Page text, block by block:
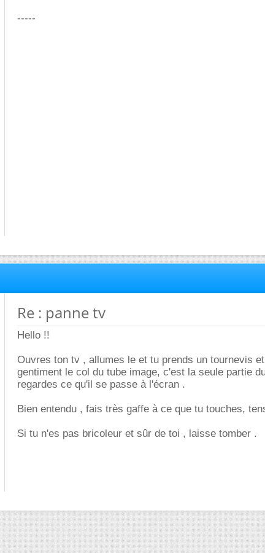
-----
Re : panne tv
Hello !!
Ouvres ton tv , allumes le et tu prends un tournevis
gentiment le col du tube image, c'est la seule partie
regardes ce qu'il se passe à l'écran .
Bien entendu , fais très gaffe à ce que tu touches,
Si tu n'es pas bricoleur et sûr de toi , laisse tomber .